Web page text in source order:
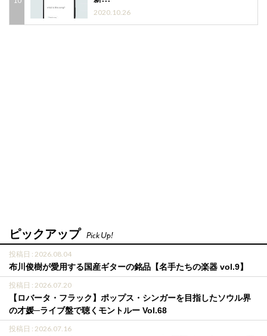
2020.10.26
ピックアップ Pick Up!
投稿日 : 2026.08.04
布川俊樹が愛用する国産ギターの銘品【名手たちの楽器 vol.9】
投稿日 : 2026.07.20
【ロバータ・フラック】ポップス・シンガーを目指したソウル界
の才媛─ライブ盤で聴くモントルー Vol.68
投稿日 : 2026.07.16